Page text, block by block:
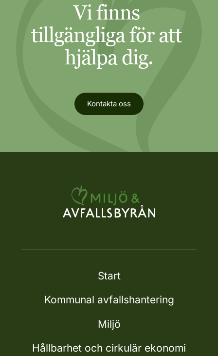
Vi finns
tillgängliga för att
hjälpa dig.
Kontakta oss
Start
Kommunal avfallshantering
Miljö
Hållbarhet och cirkulär ekonomi